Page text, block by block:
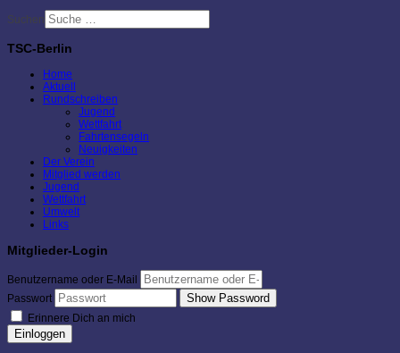
Suchen
TSC-Berlin
Home
Aktuell
Rundschreiben
Jugend
Wettfahrt
Fahrtensegeln
Neuigkeiten
Der Verein
Mitglied werden
Jugend
Wettfahrt
Umwelt
Links
Mitglieder-Login
Benutzername oder E-Mail
Passwort
Show Password
Erinnere Dich an mich
Einloggen